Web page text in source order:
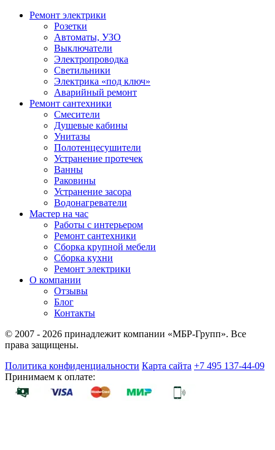
Ремонт электрики
Розетки
Автоматы, УЗО
Выключатели
Электропроводка
Светильники
Электрика «под ключ»
Аварийный ремонт
Ремонт сантехники
Смесители
Душевые кабины
Унитазы
Полотенцесушители
Устранение протечек
Ванны
Раковины
Устранение засора
Водонагреватели
Мастер на час
Работы с интерьером
Ремонт сантехники
Сборка крупной мебели
Сборка кухни
Ремонт электрики
О компании
Отзывы
Блог
Контакты
© 2007 - 2026 принадлежит компании «МБР-Групп». Все
права защищены.
Политика конфиденциальности Карта сайта +7 495 137-44-09
Принимаем к оплате: